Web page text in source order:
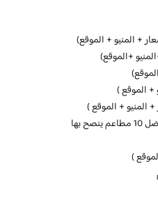
+ المنيو + الموقع)
+الموقع)
+ الموقع )
المنيو + الموقع )
بها
)